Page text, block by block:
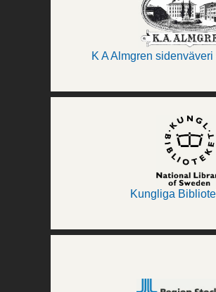
K A Almgren
Kungliga